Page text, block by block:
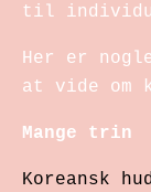
til
Her er
at vide om
Mange trin
Koreansk